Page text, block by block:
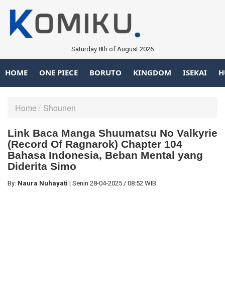
Saturday 8th of August 2026
HOME ONE PIECE BORUTO KINGDOM ISEKAI
Home Shounen
Link Baca Manga Shuumatsu No Valkyrie
(Record Of Ragnarok) Chapter 104
Bahasa Indonesia, Beban Mental yang
Diderita Simo
By: Naura Nuhayati | Senin 28-04-2025 / 08:52 WIB